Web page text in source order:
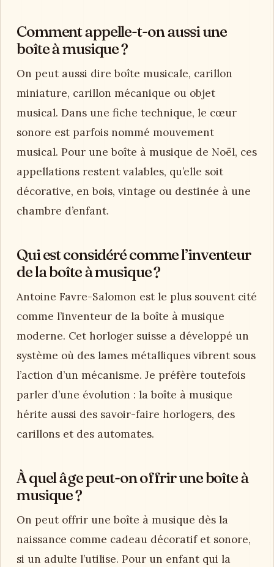
Comment appelle-t-on aussi une
boîte à musique ?
On peut aussi dire boîte musicale, carillon
miniature, carillon mécanique ou objet
musical. Dans une fiche technique, le cœur
sonore est parfois nommé mouvement
musical. Pour une boîte à musique de Noël, ces
appellations restent valables, qu’elle soit
décorative, en bois, vintage ou destinée à une
chambre d’enfant.
Qui est considéré comme l’inventeur
de la boîte à musique ?
Antoine Favre-Salomon est le plus souvent cité
comme l’inventeur de la boîte à musique
moderne. Cet horloger suisse a développé un
système où des lames métalliques vibrent sous
l’action d’un mécanisme. Je préfère toutefois
parler d’une évolution : la boîte à musique
hérite aussi des savoir-faire horlogers, des
carillons et des automates.
À quel âge peut-on offrir une boîte à
musique ?
On peut offrir une boîte à musique dès la
naissance comme cadeau décoratif et sonore,
si un adulte l’utilise. Pour un enfant qui la